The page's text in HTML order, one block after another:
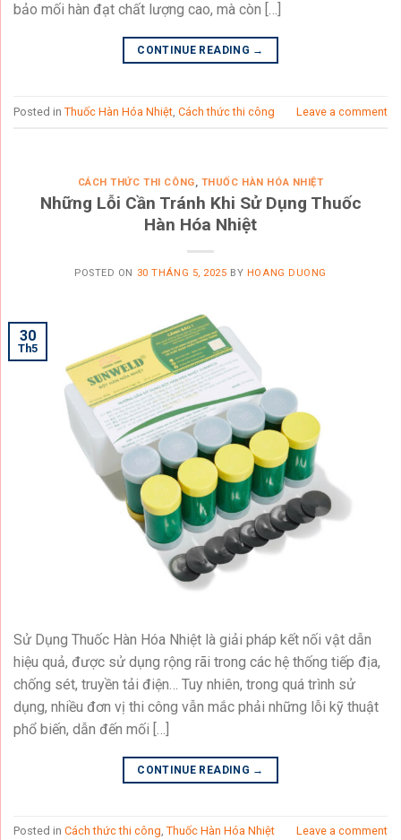
bảo mối hàn đạt chất lượng cao, mà còn […]
CONTINUE READING →
Posted in Thuốc Hàn Hóa Nhiệt Cách thức thi công Leave a comment
CÁCH THỨC THI CÔNG, THUỐC HÀN HÓA NHIỆT
Những Lỗi Cần Tránh Khi Sử Dụng Thuốc
Hàn Hóa Nhiệt
POSTED ON 30 THÁNG 5, 2025 BY HOANG DUONG
30
Th5
Sử Dụng Thuốc Hàn Hóa Nhiệt là giải pháp kết nối vật dẫn
hiệu quả, được sử dụng rộng rãi trong các hệ thống tiếp địa,
chống sét, truyền tải điện… Tuy nhiên, trong quá trình sử
dụng, nhiều đơn vị thi công vẫn mắc phải những lỗi kỹ thuật
phổ biến, dẫn đến mối […]
CONTINUE READING →
Posted in Cách thức thi công, Thuốc Hàn Hóa Nhiệt Leave a comment